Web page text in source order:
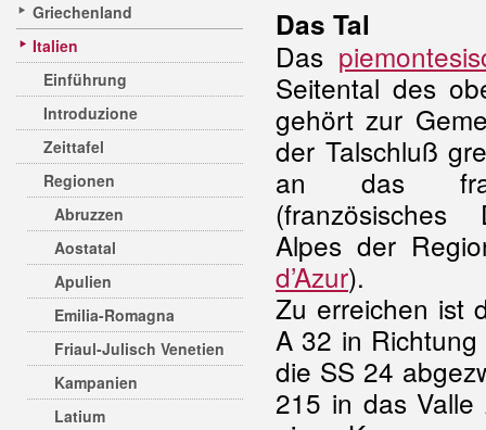
Griechenland
Italien
Einführung
Introduzione
Zeittafel
Regionen
Abruzzen
Aostatal
Apulien
Emilia-Romagna
Friaul-Julisch Venetien
Kampanien
Latium
Das Tal
Das
Seitental des
gehört zur
der Talschluß
an das
(französisches
Alpes der
d’Azur).
Zu erreichen ist
A 32 in
die SS 24
215 in das